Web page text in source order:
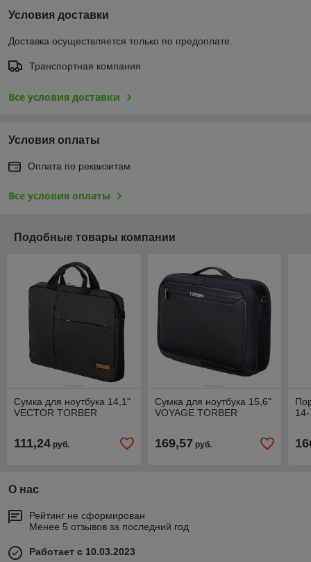
Условия доставки
Доставка осуществляется только по предоплате.
Транспортная компания
Все условия доставки
Условия оплаты
Оплата по реквизитам
Все условия оплаты
Подобные товары компании
Сумка для ноутбука 14,1"
VECTOR TORBER
111,24 руб.
Сумка для ноутбука 15,6"
VOYAGE TORBER
169,57 руб.
О нас
Рейтинг не сформирован
Менее 5 отзывов за последний год
Работает с 10.03.2023